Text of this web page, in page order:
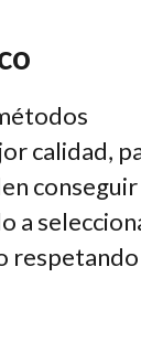
calidad,
conseguir
a